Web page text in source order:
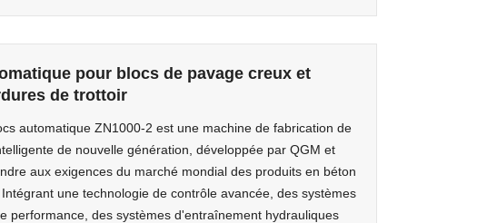
pour blocs de pavage creux et
de trottoir
automatique ZN1000-2 est une machine de fabrication de
de nouvelle génération, développée par QGM et
aux exigences du marché mondial des produits en béton
une technologie de contrôle avancée, des systèmes
performance, des systèmes d'entraînement hydrauliques